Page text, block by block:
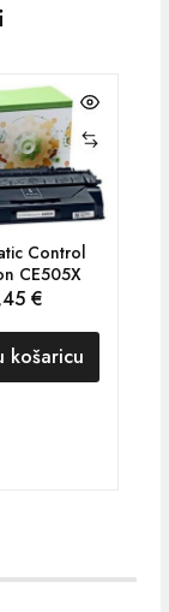
Control
CE505X
€
košaricu